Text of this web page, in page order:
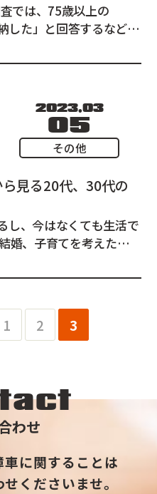
では、75歳以上の
した」と回答するなど、
運転技術にも自信がなく
を検討するタイ...
2023.03
05
その他
見る20代、30代の
し、今はなくても生活で
えている人にとって、同
し、車を持つことへの...
1 2 3
わせ
に関することは
くださいませ。